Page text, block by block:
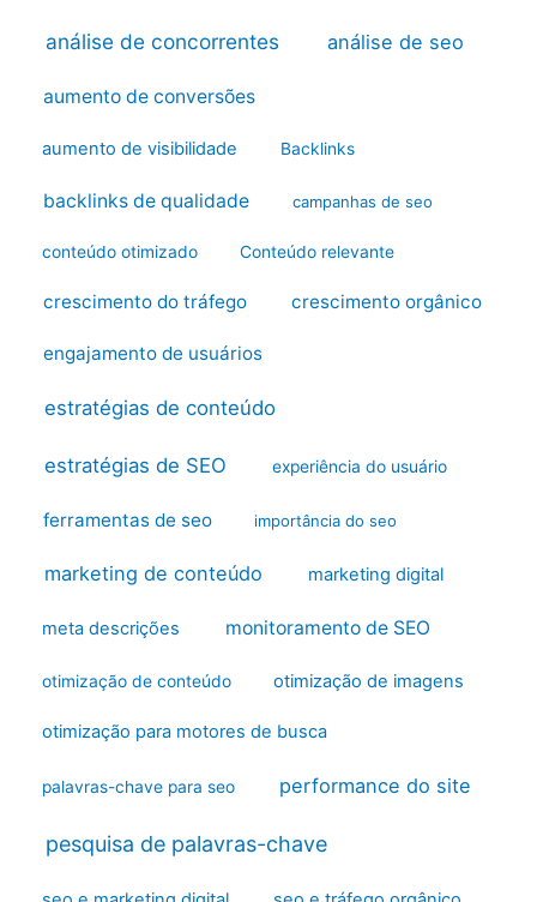
análise de concorrentes análise de seo
aumento de conversões
aumento de visibilidade Backlinks
backlinks de qualidade campanhas de seo
conteúdo otimizado Conteúdo relevante
crescimento do tráfego crescimento orgânico
engajamento de usuários
estratégias de conteúdo
estratégias de SEO experiência do usuário
ferramentas de seo importância do seo
marketing de conteúdo marketing digital
meta descrições monitoramento de SEO
otimização de conteúdo otimização de imagens
otimização para motores de busca
palavras-chave para seo performance do site
pesquisa de palavras-chave